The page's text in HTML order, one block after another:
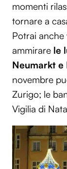
momenti
tornare a
Potrai
ammirare le
Neumarkt e
novembre
Zurigo; le
Vigilia di